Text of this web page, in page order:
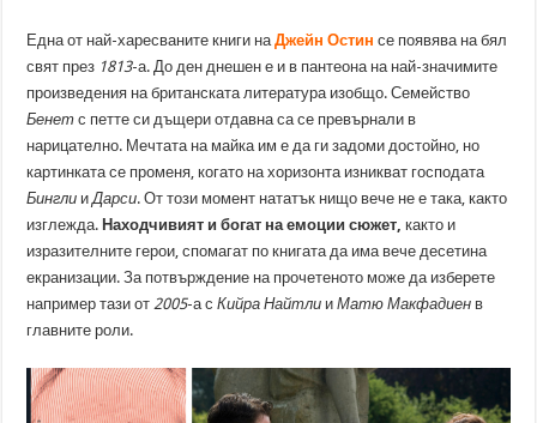
Една от най-харесваните книги наДжейн Остин се появява на бял
свят през 1813-а. До ден днешен е и в пантеона на най-значимите
произведения на британската литература изобщо. Семейство
Бенет с петте си дъщери отдавна са се превърнали в
нарицателно. Мечтата на майка им е да ги задоми достойно, но
картинката се променя, когато на хоризонта изникват господата
Бингли иДарси. От този момент нататък нищо вече не е така, както
изглежда. Находчивият и богат на емоции сюжет, както и
изразителните герои, спомагат по книгата да има вече десетина
екранизации. За потвърждение на прочетеното може да изберете
например тази от 2005-а сКийра Найтли иМатю Макфадиен в
главните роли.